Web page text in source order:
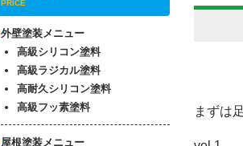
まずは
PRICE
外壁塗装メニュー
高級シリコン塗料
高級ラジカル塗料
高耐久シリコン塗料
高級フッ素塗料
屋根塗装メニュー